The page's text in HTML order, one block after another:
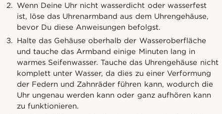
Wenn Deine Uhr nicht wasserdicht oder wasserfest
ist, löse das Uhrenarmband aus dem Uhrengehäuse,
bevor Du diese Anweisungen befolgst.
Halte das Gehäuse oberhalb der Wasseroberfläche
und tauche das Armband einige Minuten lang in
warmes Seifenwasser. Tauche das Uhrengehäuse nicht
komplett unter Wasser, da dies zu einer Verformung
der Federn und Zahnräder führen kann, wodurch die
Uhr ungenau werden kann oder ganz aufhören kann
zu funktionieren.